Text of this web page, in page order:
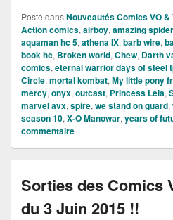
Posté dansNouveautés Comics VO &
Action comics, airboy, amazing
aquaman hc 5, athena IX, barb wire,
book hc, Broken world, Chew, Darth
comics, eternal warrior days of steel
Circle, mortal kombat, My little pony
mercy, onyx, outcast, Princess Leia,
marvel avx, spire, we stand on guard,
season 10, X-O Manowar, years of
commentaire
Sorties des Comics
du 3 Juin 2015 !!